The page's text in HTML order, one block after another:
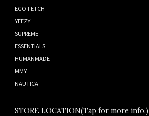
EGO FETCH
YEEZY
SUPREME
ESSENTIALS
HUMANMADE
MMY
NAUTICA
STORE LOCATION(Tap for more info.)